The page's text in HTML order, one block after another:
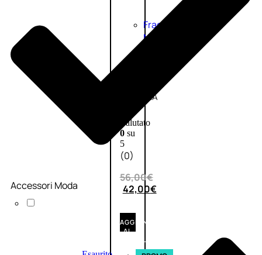
Fragranze
Nature
VERBENA
Valutato
0su
5
(0)
56,00€
42,00€
AGGIUNGI
AL
CARRELLO
Accessori Moda